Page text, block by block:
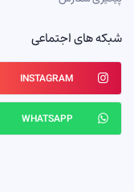
شبکه های اجتماعی
INSTAGRAM
WHATSAPP